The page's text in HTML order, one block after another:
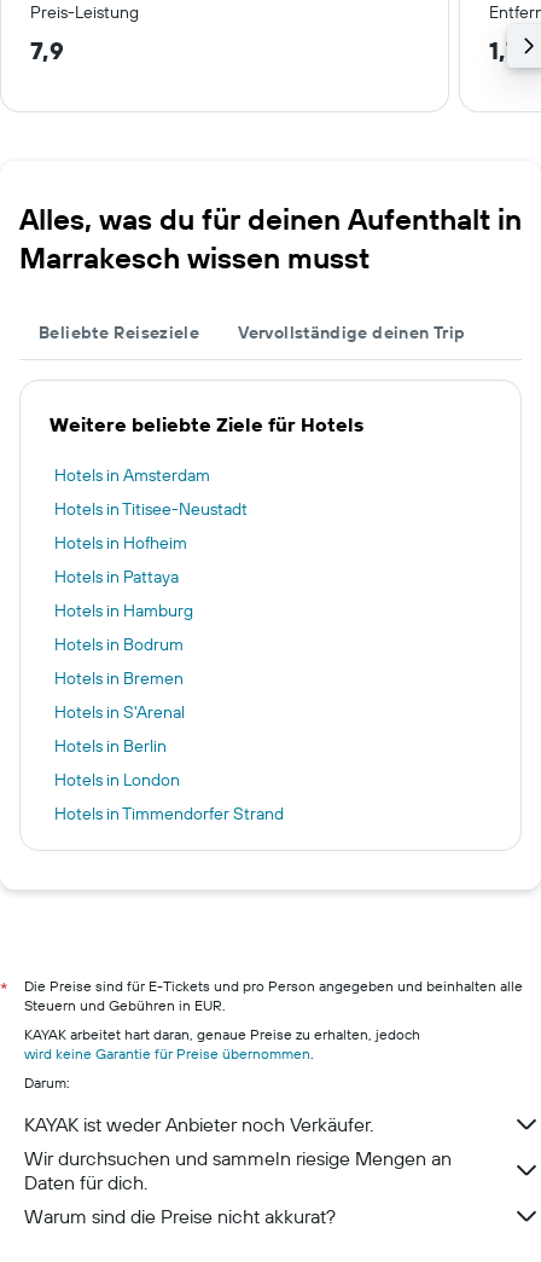
Preis-Leistung
7,9 1,7
Alles, was du für deinen Aufenthalt in
Marrakesch wissen musst
Beliebte Reiseziele Vervollständige deinen Trip
Weitere beliebte Ziele für Hotels
Hotels in Amsterdam
Hotels in Titisee-Neustadt
Hotels in Hofheim
Hotels in Pattaya
Hotels in Hamburg
Hotels in Bodrum
Hotels in Bremen
Hotels in S'Arenal
Hotels in Berlin
Hotels in London
Hotels in Timmendorfer Strand
Hotels in Zandvoort
Hotels in Pillig
Hotels in Warnemünde
Hotels in Neustadt in Holstein
Hotels in München
Hotels in Berchtesgaden
Hotels in Konstanz
*
Die Preise sind für E-Tickets und pro Person angegeben und beinhalten alle
Steuern und Gebühren in EUR.
KAYAK arbeitet hart daran, genaue Preise zu erhalten, jedoch
wird keine Garantie für Preise übernommen.
Darum:
KAYAK ist weder Anbieter noch Verkäufer.
Wir durchsuchen und sammeln riesige Mengen an
Daten für dich.
Warum sind die Preise nicht akkurat?